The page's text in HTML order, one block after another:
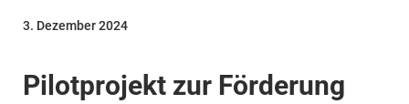
Pilotprojekt zur Förderung
3. Dezember 2024